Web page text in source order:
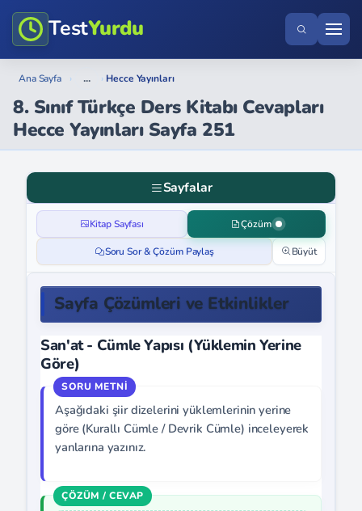
TestYurdu
Ana Sayfa › ... › Hecce Yayınları
8. Sınıf Türkçe Ders Kitabı Cevapları
Hecce Yayınları Sayfa 251
Sayfalar
Kitap Sayfası Çözüm
Soru Sor & Çözüm Paylaş Büyüt
Sayfa Çözümleri ve Etkinlikler
San'at - Cümle Yapısı (Yüklemin Yerine
Göre)
Aşağıdaki şiir dizelerini yüklemlerinin yerine
göre (Kurallı Cümle / Devrik Cümle) inceleyerek
yanlarına yazınız.